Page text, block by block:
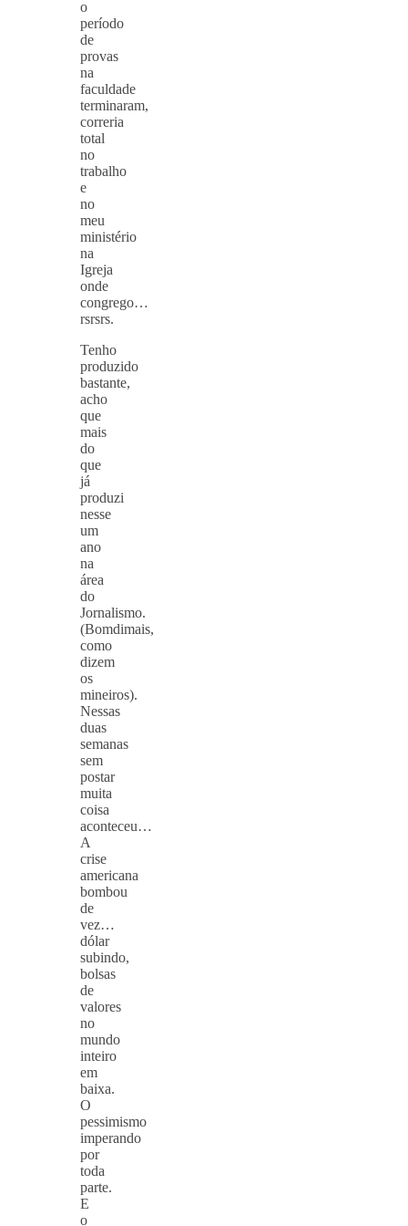
o
período
de
provas
na
faculdade
terminaram,
correria
total
no
trabalho
e
no
meu
ministério
na
Igreja
onde
congrego…
rsrsrs.
Tenho
produzido
bastante,
acho
que
mais
do
que
já
produzi
nesse
um
ano
na
área
do
Jornalismo.
(Bomdimais,
como
dizem
os
mineiros).
Nessas
duas
semanas
sem
postar
muita
coisa
aconteceu…
A
crise
americana
bombou
de
vez…
dólar
subindo,
bolsas
de
valores
no
mundo
inteiro
em
baixa.
O
pessimismo
imperando
por
toda
parte.
E
o